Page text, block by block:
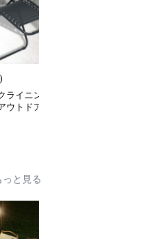
ライニン
ウトドア
っと見る